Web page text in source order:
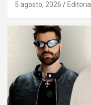
5 agosto, 2026 Editorial